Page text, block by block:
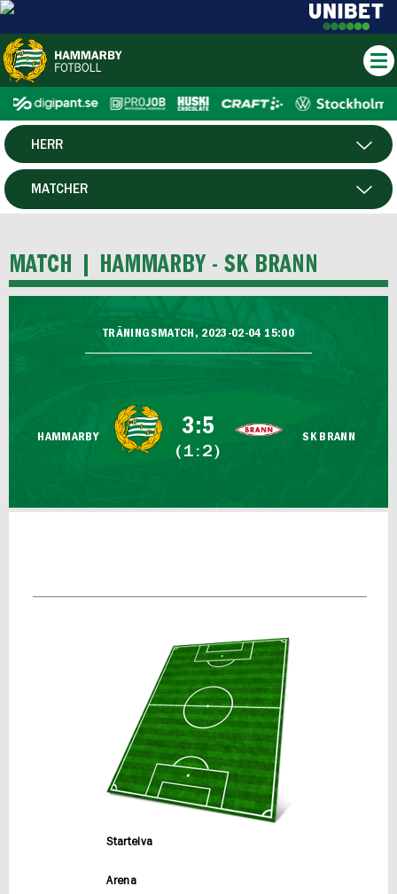
HERR
DAM
P19
MATCHER
MATCH | HAMMARBY - SK BRANN
TRÄNINGSMATCH, 2023-02-04 15:00
HAMMARBY 3:5
(1:2)
SK BRANN
Startelva
Arena